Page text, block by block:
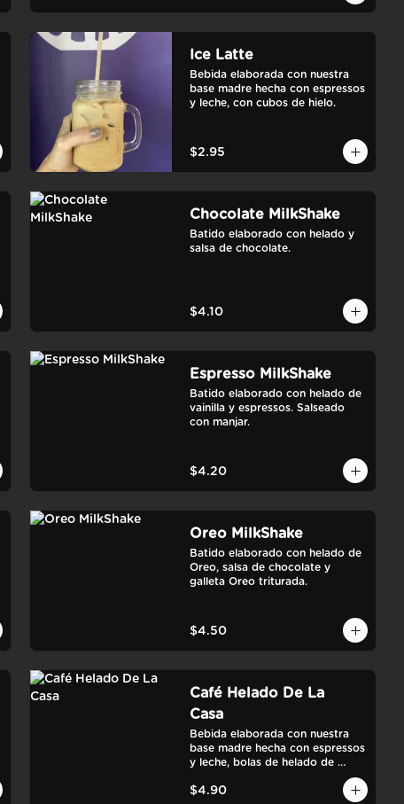
Ice Latte
Bebida elaborada con nuestra
base madre hecha con espressos
y leche, con cubos de hielo.
$2.95
Chocolate MilkShake
Batido elaborado con helado y
salsa de chocolate.
$4.10
Espresso MilkShake
Batido elaborado con helado de
vainilla y espressos. Salseado
con manjar.
$4.20
Oreo MilkShake
Batido elaborado con helado de
Oreo, salsa de chocolate y
galleta Oreo triturada.
$4.50
Café Helado De La
Casa
Bebida elaborada con nuestra
base madre hecha con espressos
y leche, bolas de helado de
vainilla, crema chantillí y salsa de
manjar.
$4.90